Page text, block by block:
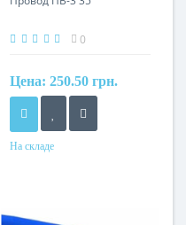
0
Цена: 250.50 грн.
На складе